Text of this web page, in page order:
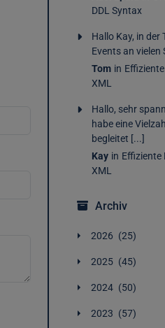
DDL Syntax
Hallo Kay, in
Events an vielen
Tom in
XML
Hallo, sehr
habe eine
begleitet [...]
Kay in Effiziente
XML
Archiv
2026
25
Juli
2
Juni 5
April 2
2025
45
November
Oktober
September
2024
50
November
2023
57